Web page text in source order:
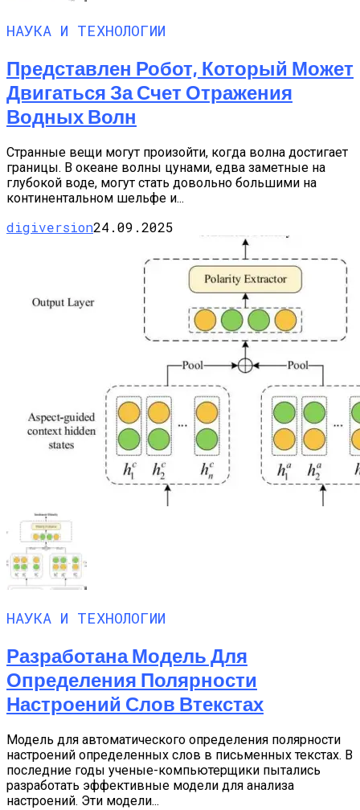
НАУКА И ТЕХНОЛОГИИ
Представлен Робот, Который Может
Двигаться За Счет Отражения
Водных Волн
Странные вещи могут произойти, когда волна достигает
границы. В океане волны цунами, едва заметные на
глубокой воде, могут стать довольно большими на
континентальном шельфе и...
digiversion24.09.2025
НАУКА И ТЕХНОЛОГИИ
Разработана Модель Для
Определения Полярности
Настроений Слов Втекстах
Модель для автоматического определения полярности
настроений определенных слов в письменных текстах. В
последние годы ученые-компьютерщики пытались
разработать эффективные модели для анализа
настроений. Эти модели...